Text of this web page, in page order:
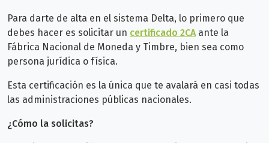
Para darte de alta en el sistema Delta, lo primero que
debes hacer es solicitar un certificado 2CA ante la
Fábrica Nacional de Moneda y Timbre, bien sea como
persona jurídica o física.
Esta certificación es la única que te avalará en casi todas
las administraciones públicas nacionales.
¿Cómo la solicitas?